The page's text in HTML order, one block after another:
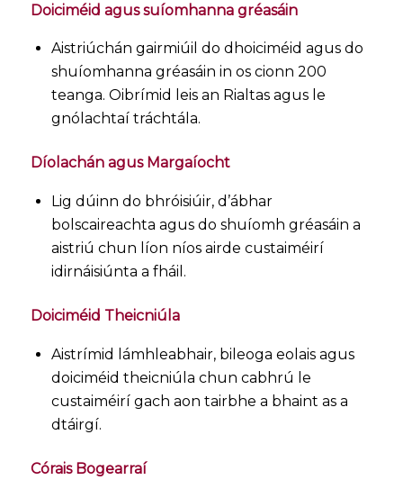
Doiciméid agus suíomhanna gréasáin
Aistriúchán gairmiúil do dhoiciméid agus do
shuíomhanna gréasáin in os cionn 200
teanga. Oibrímid leis an Rialtas agus le
gnólachtaí tráchtála.
Díolachán agus Margaíocht
Lig dúinn do bhróisiúir, d’ábhar
bolscaireachta agus do shuíomh gréasáin a
aistriú chun líon níos airde custaiméirí
idirnáisiúnta a fháil.
Doiciméid Theicniúla
Aistrímid lámhleabhair, bileoga eolais agus
doiciméid theicniúla chun cabhrú le
custaiméirí gach aon tairbhe a bhaint as a
dtáirgí.
Córais Bogearraí